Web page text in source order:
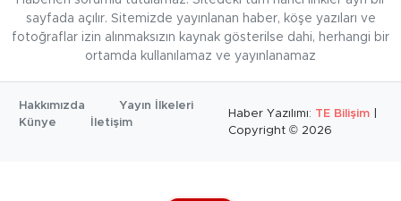
sayfada açılır. Sitemizde yayınlanan haber, köşe yazıları ve
fotoğraflar izin alınmaksızın kaynak gösterilse dahi, herhangi bir
ortamda kullanılamaz ve yayınlanamaz
Hakkımızda
Yayın İlkeleri
Künye
İletişim
Haber Yazılımı: TE Bilişim
Copyright © 2026